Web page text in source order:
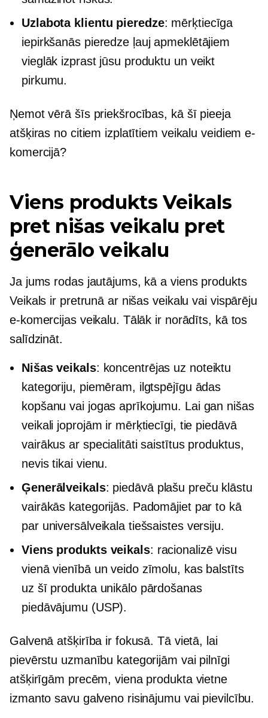
Uzlabota klientu pieredze: mērķtiecīga
iepirkšanās pieredze ļauj apmeklētājiem
vieglāk izprast jūsu produktu un veikt
pirkumu.
Ņemot vērā šīs priekšrocības, kā šī pieeja
atšķiras no citiem izplatītiem veikalu veidiem e-
komercijā?
Viens produkts Veikals
pret nišas veikalu pret
ģenerālo veikalu
Ja jums rodas jautājums, kā a viens produkts
Veikals ir pretrunā ar nišas veikalu vai vispārēju
e-komercijas veikalu. Tālāk ir norādīts, kā tos
salīdzināt.
Nišas veikals: koncentrējas uz noteiktu
kategoriju, piemēram, ilgtspējīgu ādas
kopšanu vai jogas aprīkojumu. Lai gan nišas
veikali joprojām ir mērķtiecīgi, tie piedāvā
vairākus ar specialitāti saistītus produktus,
nevis tikai vienu.
Ģenerālveikals: piedāvā plašu preču klāstu
vairākās kategorijās. Padomājiet par to kā
par universālveikala tiešsaistes versiju.
Viens produktsveikals: racionalizē visu
vienā vienībā un veido zīmolu, kas balstīts
uz šī produkta unikālo pārdošanas
piedāvājumu (USP).
Galvenā atšķirība ir fokusā. Tā vietā, lai
pievērstu uzmanību kategorijām vai pilnīgi
atšķirīgām precēm, viena produkta vietne
izmanto savu galveno risinājumu vai pievilcību.